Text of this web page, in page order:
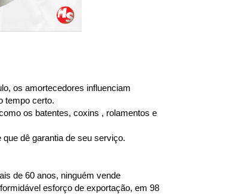
os amortecedores influenciam
tempo certo.
os batentes, coxins , rolamentos e
dê garantia de seu serviço.
de 60 anos, ninguém vende
esforço de exportação, em 98